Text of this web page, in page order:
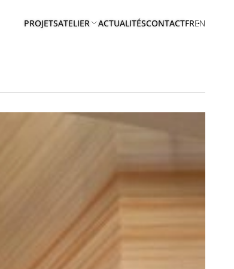
PROJETSATELIER
ACTUALITÉSCONTACTFREN